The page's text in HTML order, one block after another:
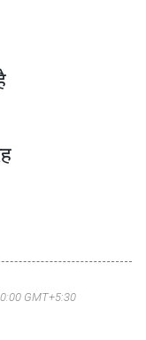
GMT+5:30